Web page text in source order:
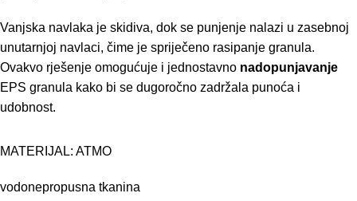
Vanjska navlaka je skidiva, dok se punjenje nalazi u zasebnoj
unutarnjoj navlaci, čime je spriječeno rasipanje granula.
Ovakvo rješenje omogućuje i jednostavno nadopunjavanje
EPS granula kako bi se dugoročno zadržala punoća i
udobnost.
MATERIJAL: ATMO
vodonepropusna tkanina